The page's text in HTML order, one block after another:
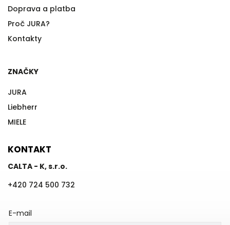
Doprava a platba
Proč JURA?
Kontakty
ZNAČKY
JURA
Liebherr
MIELE
KONTAKT
CALTA - K, s.r.o.
+420 724 500 732
E-mail